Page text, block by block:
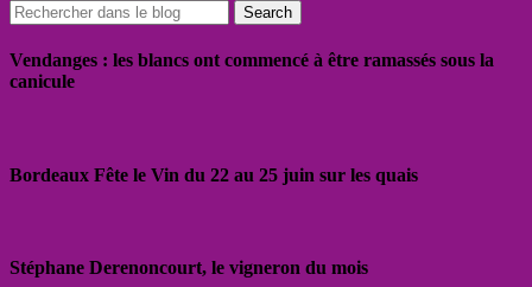
Vendanges : les blancs ont commencé à être ramassés sous la
canicule
Bordeaux Fête le Vin du 22 au 25 juin sur les quais
Stéphane Derenoncourt, le vigneron du mois